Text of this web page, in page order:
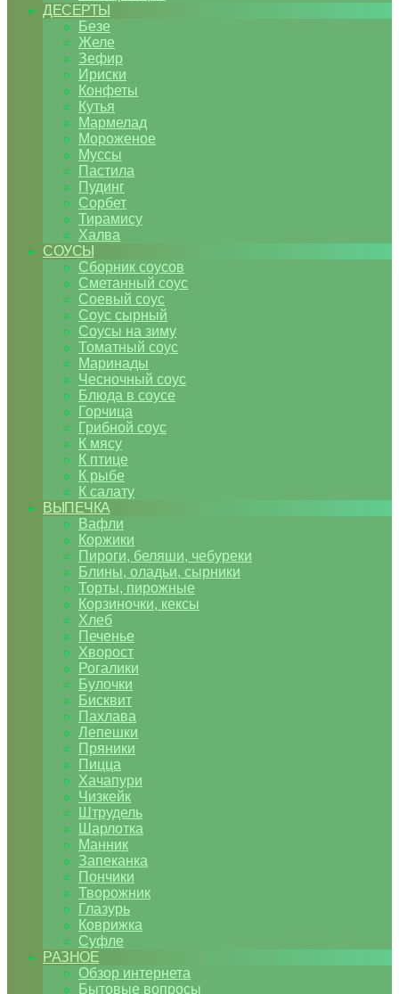
ДЕСЕРТЫ
Безе
Желе
Зефир
Ириски
Конфеты
Кутья
Мармелад
Мороженое
Муссы
Пастила
Пудинг
Сорбет
Тирамису
Халва
СОУСЫ
Сборник соусов
Сметанный соус
Соевый соус
Соус сырный
Соусы на зиму
Томатный соус
Маринады
Чесночный соус
Блюда в соусе
Горчица
Грибной соус
К мясу
К птице
К рыбе
К салату
ВЫПЕЧКА
Вафли
Коржики
Пироги, беляши, чебуреки
Блины, оладьи, сырники
Торты, пирожные
Корзиночки, кексы
Хлеб
Печенье
Хворост
Рогалики
Булочки
Бисквит
Пахлава
Лепешки
Пряники
Пицца
Хачапури
Чизкейк
Штрудель
Шарлотка
Манник
Запеканка
Пончики
Творожник
Глазурь
Коврижка
Суфле
РАЗНОЕ
Обзор интернета
Бытовые вопросы